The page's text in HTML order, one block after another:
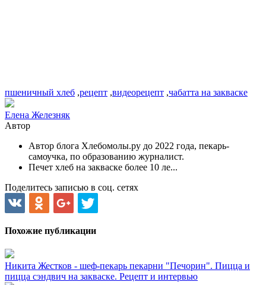
пшеничный хлеб ,рецепт ,видеорецепт ,чабатта на закваске
Елена Железняк
Автор
Автор блога Хлебомолы.ру до 2022 года, пекарь-
самоучка, по образованию журналист.
Печет хлеб на закваске более 10 ле...
Поделитесь записью в соц. сетях
Похожие публикации
Никита Жестков - шеф-пекарь пекарни "Печорин". Пицца и
пицца сэндвич на закваске. Рецепт и интервью